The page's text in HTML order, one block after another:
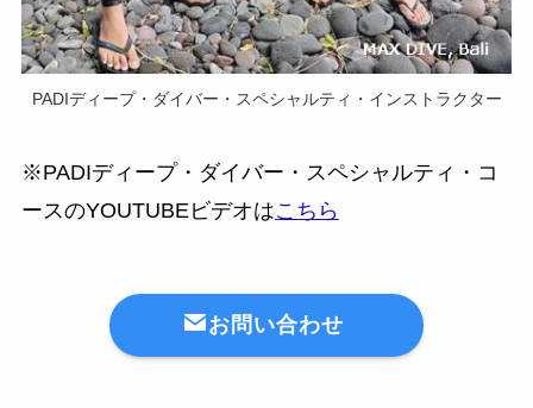
PADIディープ・ダイバー・スペシャルティ・インストラクター
※PADIディープ・ダイバー・スペシャルティ・コ
ースのYOUTUBEビデオはこちら
お問い合わせ